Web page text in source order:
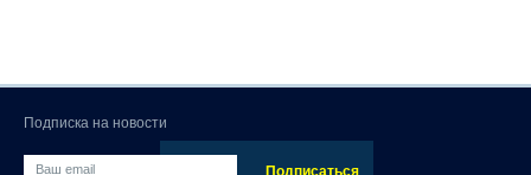
Подписка на новости